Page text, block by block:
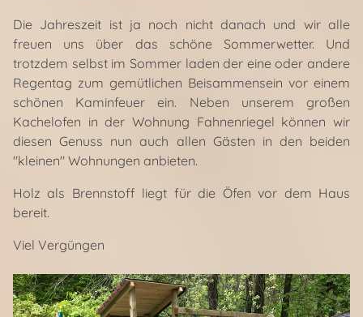
Die Jahreszeit ist ja noch nicht danach und wir alle
freuen uns über das schöne Sommerwetter. Und
trotzdem selbst im Sommer laden der eine oder andere
Regentag zum gemütlichen Beisammensein vor einem
schönen Kaminfeuer ein. Neben unserem großen
Kachelofen in der Wohnung Fahnenriegel können wir
diesen Genuss nun auch allen Gästen in den beiden
"kleinen" Wohnungen anbieten.
Holz als Brennstoff liegt für die Öfen vor dem Haus
bereit.
Viel Vergüngen